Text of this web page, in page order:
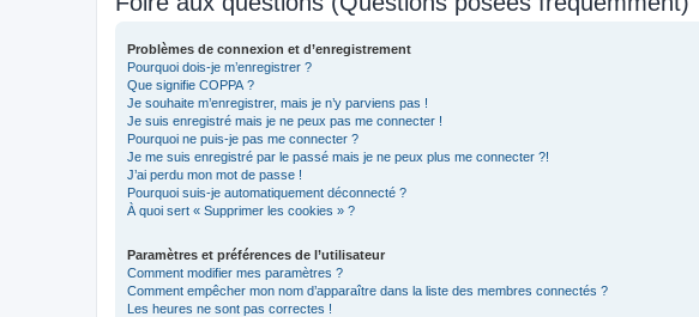
Problèmes de connexion et d’enregistrement
Pourquoi dois-je m’enregistrer ?
Que signifie COPPA ?
Je souhaite m’enregistrer, mais je n’y parviens pas !
Je suis enregistré mais je ne peux pas me connecter !
Pourquoi ne puis-je pas me connecter ?
Je me suis enregistré par le passé mais je ne peux plus me connecter ?!
J’ai perdu mon mot de passe !
Pourquoi suis-je automatiquement déconnecté ?
À quoi sert « Supprimer les cookies » ?
Paramètres et préférences de l’utilisateur
Comment modifier mes paramètres ?
Comment empêcher mon nom d’apparaître dans la liste des membres connectés ?
Les heures ne sont pas correctes !